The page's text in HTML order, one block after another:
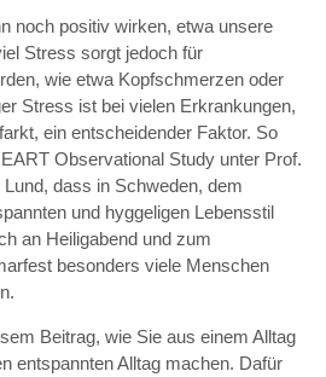
noch positiv wirken, etwa unsere
Stress sorgt jedoch für
wie etwa Kopfschmerzen oder
Stress ist bei vielen Erkrankungen,
ein entscheidender Faktor. So
Observational Study unter Prof.
dass in Schweden, dem
und hyggeligen Lebensstil
an Heiligabend und zum
besonders viele Menschen
Beitrag, wie Sie aus einem Alltag
entspannten Alltag machen. Dafür